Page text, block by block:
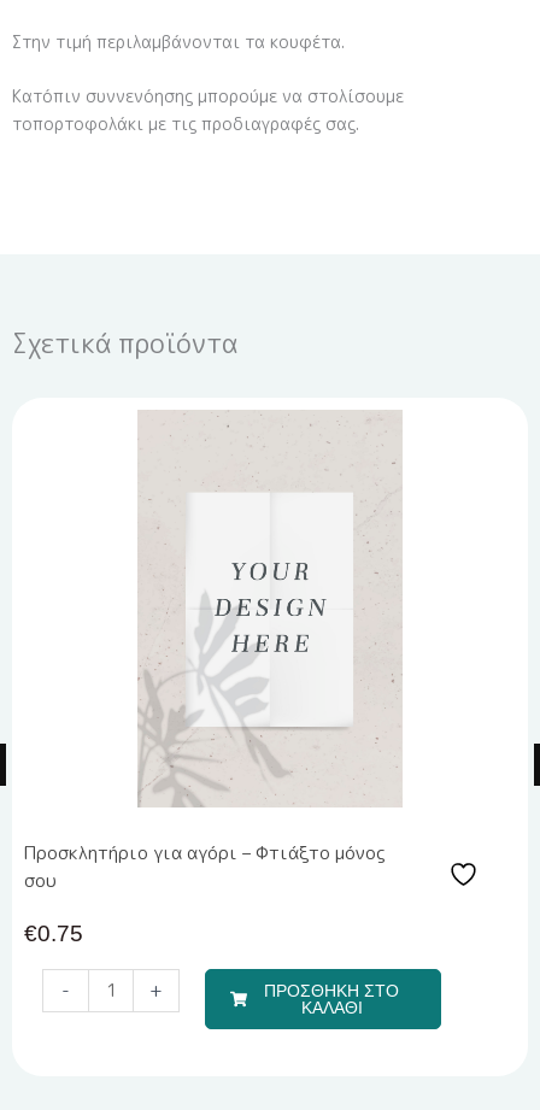
Στην τιμή περιλαμβάνονται τα κουφέτα.
Κατόπιν συννενόησης μπορούμε να στολίσουμε
τοπορτοφολάκι με τις προδιαγραφές σας.
Σχετικά προϊόντα
Προσκλητήριο για αγόρι – Φτιάξτο μόνος
σου
€0.75
-
Μπομπονιέρα
Υγρής
+
ΠΡΟΣΘΗΚΗ ΣΤΟ
ΚΑΛΑΘΙ